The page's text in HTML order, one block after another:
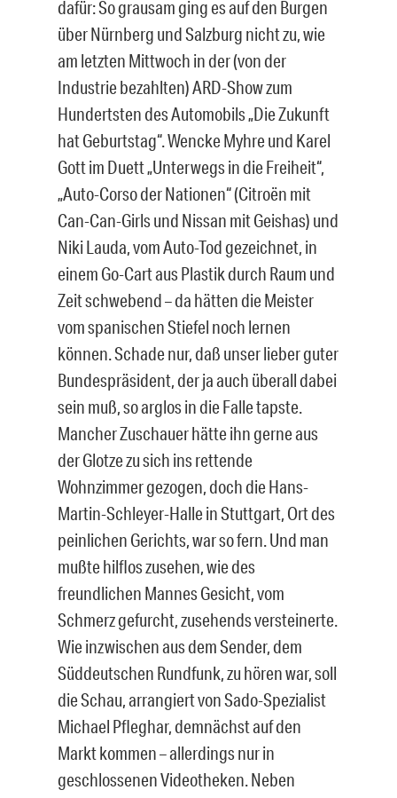
dafür: So grausam ging es auf den Burgen
über Nürnberg und Salzburg nicht zu, wie
am letzten Mittwoch in der (von der
Industrie bezahlten) ARD-Show zum
Hundertsten des Automobils „Die Zukunft
hat Geburtstag“. Wencke Myhre und Karel
Gott im Duett „Unterwegs in die Freiheit“,
„Auto-Corso der Nationen“ (Citroën mit
Can-Can-Girls und Nissan mit Geishas) und
Niki Lauda, vom Auto-Tod gezeichnet, in
einem Go-Cart aus Plastik durch Raum und
Zeit schwebend – da hätten die Meister
vom spanischen Stiefel noch lernen
können. Schade nur, daß unser lieber guter
Bundespräsident, der ja auch überall dabei
sein muß, so arglos in die Falle tapste.
Mancher Zuschauer hätte ihn gerne aus
der Glotze zu sich ins rettende
Wohnzimmer gezogen, doch die Hans-
Martin-Schleyer-Halle in Stuttgart, Ort des
peinlichen Gerichts, war so fern. Und man
mußte hilflos zusehen, wie des
freundlichen Mannes Gesicht, vom
Schmerz gefurcht, zusehends versteinerte.
Wie inzwischen aus dem Sender, dem
Süddeutschen Rundfunk, zu hören war, soll
die Schau, arrangiert von Sado-Spezialist
Michael Pfleghar, demnächst auf den
Markt kommen – allerdings nur in
geschlossenen Videotheken. Neben